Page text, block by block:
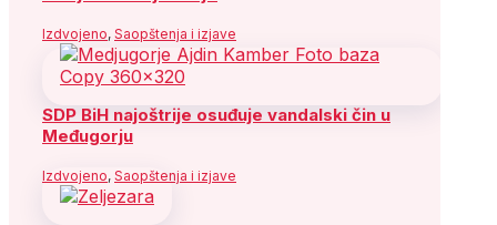
Izdvojeno, Saopštenja i izjave
SDP BiH najoštrije osuđuje vandalski čin u
Međugorju
Izdvojeno, Saopštenja i izjave